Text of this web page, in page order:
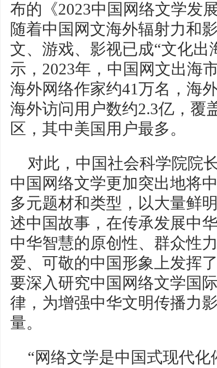
布的《2023中国网络文学发
随着中国网文海外辐射力和
文、游戏、影视已成“文化出
示，2023年，中国网文出海
海外网络作家约41万名，海
海外访问用户数约2.3亿，覆
区，其中美国用户最多。
对此，中国社会科学院院
中国网络文学更加突出地将
多元题材和类型，以大量鲜
述中国故事，在传承发展中
中华智慧的原创性、群众性
爱、可敬的中国形象上发挥
要深入研究中国网络文学国
律，为增强中华文明传播力
量。
“网络文学是中国式现代